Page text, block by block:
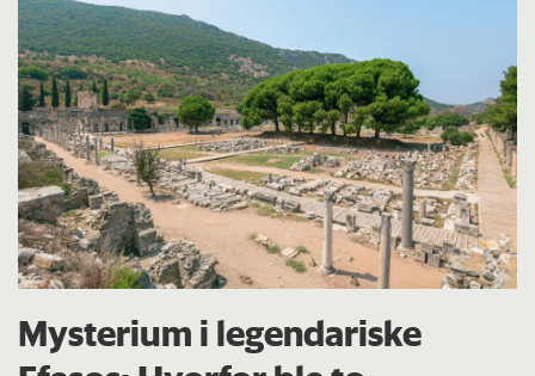
Mysterium i legendariske